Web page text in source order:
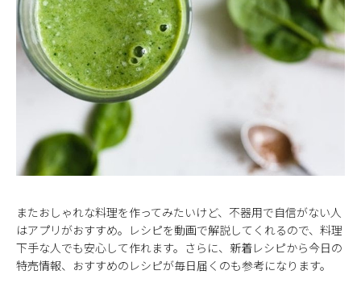
またおしゃれな料理を作ってみたいけど、不器用で自信がない人
はアプリがおすすめ。レシピを動画で解説してくれるので、料理
下手な人でも安心して作れます。さらに、新着レシピから今日の
特売情報、おすすめのレシピが毎日届くのも参考になります。